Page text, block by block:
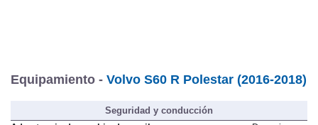
Equipamiento - Volvo S60 R Polestar (2016-2018)
Seguridad y conducción